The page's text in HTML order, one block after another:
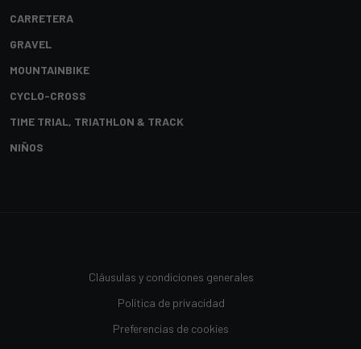
CARRETERA
GRAVEL
MOUNTAINBIKE
CYCLO-CROSS
TIME TRIAL, TRIATHLON & TRACK
NIÑOS
Cláusulas y condiciones generales
Política de privacidad
Preferencias de cookies